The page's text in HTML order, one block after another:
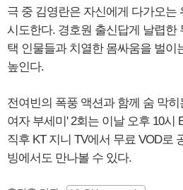
극 중 김영란은 자신에게 다가오는
시도한다. 경호원 출신답게 날렵한
택 인물들과 치열한 몸싸움을 벌이
높인다.
전여빈의 폭풍 액션과 함께 숨 막
여자 부세미' 2회는 이날 오후 10시
직후 KT 지니 TV에서 무료 VOD로
빙에서도 만나볼 수 있다.